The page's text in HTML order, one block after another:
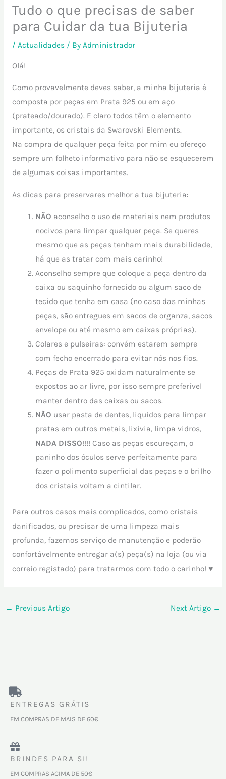
Tudo o que precisas de saber
para Cuidar da tua Bijuteria
/ Actualidades/ By Administrador
Olá!
Como provavelmente deves saber, a minha bijuteria é
composta por peças em Prata 925 ou em aço
(prateado/dourado). E claro todos têm o elemento
importante, os cristais da Swarovski Elements.
Na compra de qualquer peça feita por mim eu ofereço
sempre um folheto informativo para não se esquecerem
de algumas coisas importantes.
As dicas para preservares melhor a tua bijuteria:
NÃO aconselho o uso de materiais nem produtos
nocivos para limpar qualquer peça. Se queres
mesmo que as peças tenham mais durabilidade,
há que as tratar com mais carinho!
Aconselho sempre que coloque a peça dentro da
caixa ou saquinho fornecido ou algum saco de
tecido que tenha em casa (no caso das minhas
peças, são entregues em sacos de organza, sacos
envelope ou até mesmo em caixas próprias).
Colares e pulseiras: convém estarem sempre
com fecho encerrado para evitar nós nos fios.
Peças de Prata 925 oxidam naturalmente se
expostos ao ar livre, por isso sempre preferível
manter dentro das caixas ou sacos.
NÃO usar pasta de dentes, liquidos para limpar
pratas em outros metais, lixivia, limpa vidros,
NADA DISSO!!!! Caso as peças escureçam, o
paninho dos óculos serve perfeitamente para
fazer o polimento superficial das peças e o brilho
dos cristais voltam a cintilar.
Para outros casos mais complicados, como cristais
danificados, ou precisar de uma limpeza mais
profunda, fazemos serviço de manutenção e poderão
confortávelmente entregar a(s) peça(s) na loja (ou via
correio registado) para tratarmos com todo o carinho! ♥
← Previous Artigo Next Artigo →
ENTREGAS GRÁTIS
EM COMPRAS DE MAIS DE 60€
BRINDES PARA SI!
EM COMPRAS ACIMA DE 50€